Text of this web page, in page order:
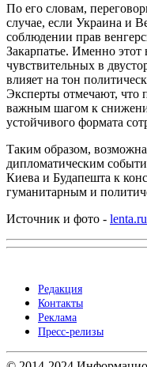
По его словам,
случае, если Украина и
соблюдении прав
Закарпатье. Именно этот
чувствительных в
влияет на тон
Эксперты отмечают, что
важным шагом к
устойчивого формата
Таким образом,
дипломатическим
Киева и Будапешта к
гуманитарным и
Источник и фото - lenta.ru
Редакция
Контакты
Реклама
Пресс-релизы